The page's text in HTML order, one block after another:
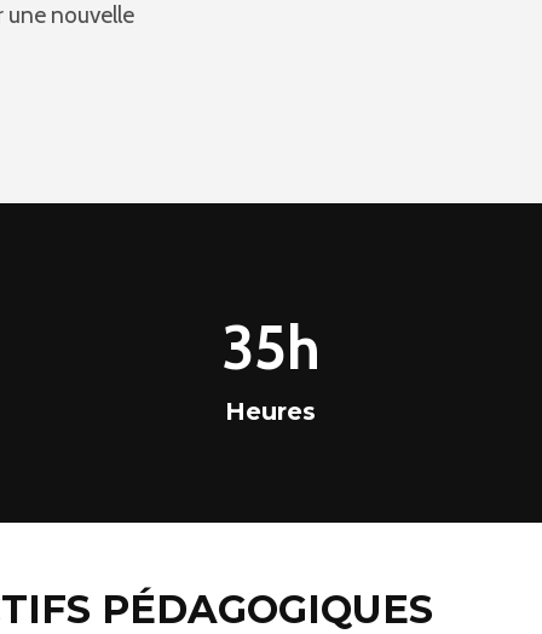
une nouvelle
35h
Heures
PÉDAGOGIQUES